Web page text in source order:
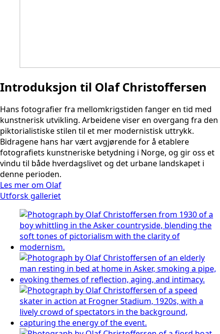
Introduksjon til Olaf Christoffersen
Hans fotografier fra mellomkrigstiden fanger en tid med
kunstnerisk utvikling. Arbeidene viser en overgang fra den
piktorialistiske stilen til et mer modernistisk uttrykk.
Bidragene hans har vært avgjørende for å etablere
fotografiets kunstneriske betydning i Norge, og gir oss et
vindu til både hverdagslivet og det urbane landskapet i
denne perioden.
Les mer om Olaf
Utforsk galleriet